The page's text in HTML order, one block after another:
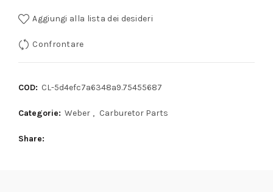
Aggiungi alla lista dei desideri
Confrontare
COD: CL-5d4efc7a6348a9.75455687
Categorie: Weber , Carburetor Parts
Share